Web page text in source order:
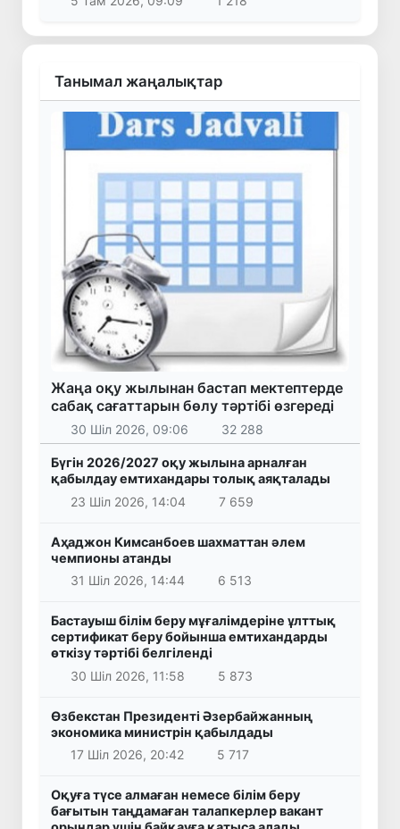
Танымал жаңалықтар
Жаңа оқу жылынан бастап мектептерде
сабақ сағаттарын бөлу тәртібі өзгереді
30 Шіл 2026, 09:06 32 288
Бүгін 2026/2027 оқу жылына арналған
қабылдау емтихандары толық аяқталады
23 Шіл 2026, 14:04
7 659
Аҳаджон Кимсанбоев шахматтан әлем
чемпионы атанды
31 Шіл 2026, 14:44
6 513
Бастауыш білім беру мұғалімдеріне ұлттық
сертификат беру бойынша емтихандарды
өткізу тәртібі белгіленді
30 Шіл 2026, 11:58
5 873
Өзбекстан Президенті Әзербайжанның
экономика министрін қабылдады
17 Шіл 2026, 20:42
5 717
Оқуға түсе алмаған немесе білім беру
бағытын таңдамаған талапкерлер вакант